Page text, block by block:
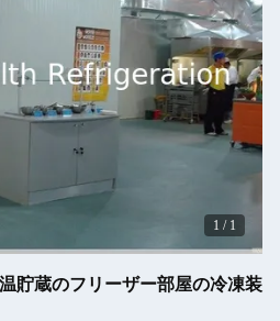
1 / 1
貯蔵のフリーザー部屋の冷凍装